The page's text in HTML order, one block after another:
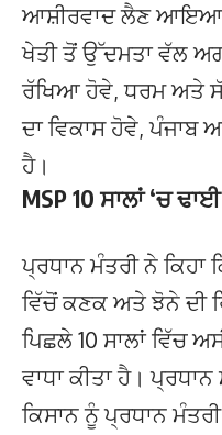
ਆਸ਼ੀਰਵਾਦ ਲੈਣ ਆਇਆ
ਖੇਤੀ ਤੋਂ ਉੱਦਮਤਾ ਵੱਲ
ਰੱਖਿਆ ਹੋਵੇ, ਧਰਮ ਅਤੇ
ਦਾ ਵਿਕਾਸ ਹੋਵੇ, ਪੰਜਾਬ
ਹੈ।
MSP 10 ਸਾਲਾਂ ‘ਚ
ਪ੍ਰਧਾਨ ਮੰਤਰੀ ਨੇ ਕਿਹਾ
ਵਿੱਚੋਂ ਕਣਕ ਅਤੇ ਝੋਨੇ ਦੀ
ਪਿਛਲੇ 10 ਸਾਲਾਂ ਵਿੱਚ
ਵਾਧਾ ਕੀਤਾ ਹੈ।
ਕਿਸਾਨ ਨੂੰ ਪ੍ਰਧਾਨ